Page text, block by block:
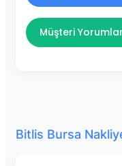
Müşteri
Bitlis Bursa